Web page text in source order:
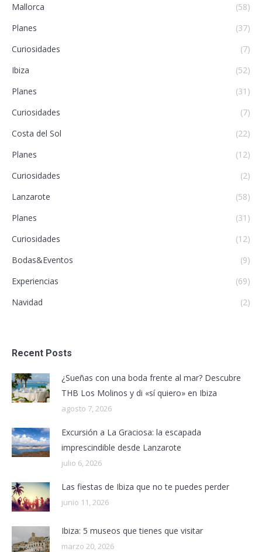
Mallorca
(58)
Planes
(37)
Curiosidades
(7)
Ibiza
(52)
Planes
(31)
Curiosidades
(7)
Costa del Sol
(22)
Planes
(12)
Curiosidades
(2)
Lanzarote
(58)
Planes
(31)
Curiosidades
(12)
Bodas&Eventos
(9)
Experiencias
(69)
Navidad
(2)
Recent Posts
¿Sueñas con una boda frente al mar? Descubre
THB Los Molinos y di «sí quiero» en Ibiza
agosto 7, 2026
Excursión a La Graciosa: la escapada
imprescindible desde Lanzarote
julio 6, 2026
Las fiestas de Ibiza que no te puedes perder
junio 11, 2026
Ibiza: 5 museos que tienes que visitar
marzo 20, 2026